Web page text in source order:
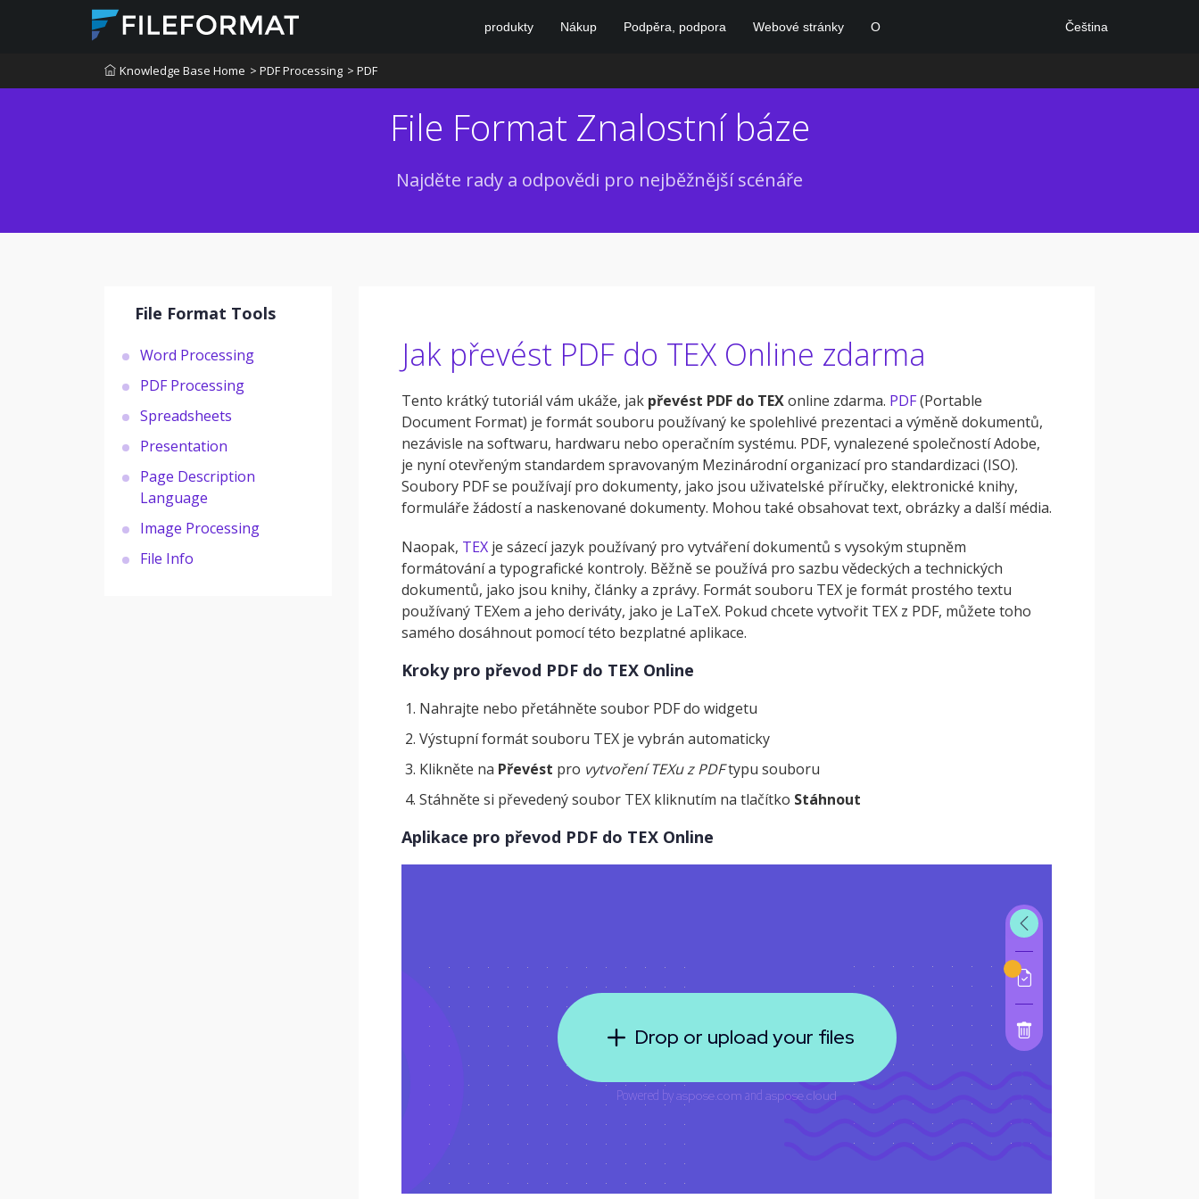
produkty Nákup Podpěra, podpora Webové stránky O Čeština
Knowledge Base Home > PDF Processing > PDF
File Format Znalostní báze
Najděte rady a odpovědi pro nejběžnější scénáře
File Format Tools
Word Processing
PDF Processing
Spreadsheets
Presentation
Page Description
Language
Image Processing
File Info
Jak převést PDF do TEX Online zdarma
Tento krátký tutoriál vám ukáže, jak převést PDF do TEXonline zdarma. PDF(Portable
Document Format) je formát souboru používaný ke spolehlivé prezentaci a výměně dokumentů,
nezávisle na softwaru, hardwaru nebo operačním systému. PDF, vynalezené společností Adobe,
je nyní otevřeným standardem spravovaným Mezinárodní organizací pro standardizaci (ISO).
Soubory PDF se používají pro dokumenty, jako jsou uživatelské příručky, elektronické knihy,
formuláře žádostí a naskenované dokumenty. Mohou také obsahovat text, obrázky a další média.
Naopak, TEX je sázecí jazyk používaný pro vytváření dokumentů s vysokým stupněm
formátování a typografické kontroly. Běžně se používá pro sazbu vědeckých a technických
dokumentů, jako jsou knihy, články a zprávy. Formát souboru TEX je formát prostého textu
používaný TEXem a jeho deriváty, jako je LaTeX. Pokud chcete vytvořit TEX z PDF, můžete toho
samého dosáhnout pomocí této bezplatné aplikace.
Kroky pro převod PDF do TEX Online
Nahrajte nebo přetáhněte soubor PDF do widgetu
Výstupní formát souboru TEX je vybrán automaticky
Klikněte na Převést pro vytvoření TEXu z PDFtypu souboru
Stáhněte si převedený soubor TEX kliknutím na tlačítko Stáhnout
Aplikace pro převod PDF do TEX Online